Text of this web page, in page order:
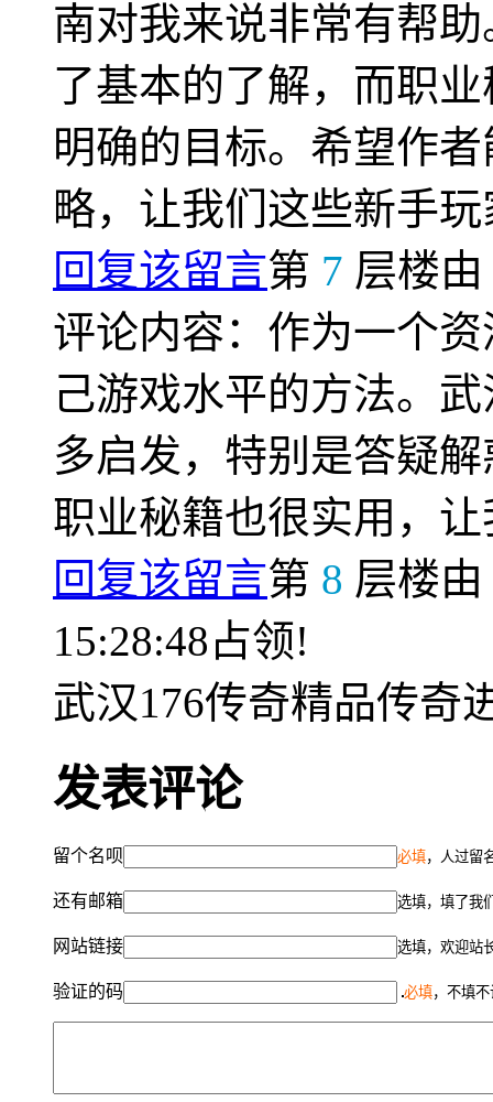
南对我来说非常有帮
了基本的了解，而职
明确的目标。希望作
略，让我们这些新手
回复该留言第 7 层楼由
评论内容：作为一个
己游戏水平的方法。
多启发，特别是答疑
职业秘籍也很实用，
回复该留言第 8 层楼由
15:28:48占领!
武汉176传奇精品传奇
发表评论
留个名呗 必填，人过留
还有邮箱 选填，填了我
网站链接 选填，欢迎站
验证的码 必填，不填